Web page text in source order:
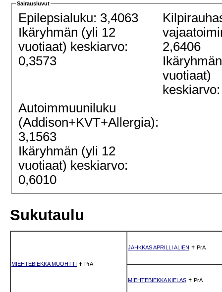
Sairausluvut
Epilepsialuku: 3,4063
Ikäryhmän (yli 12
vuotiaat) keskiarvo:
0,3573
2,6406
vuotiaat)
Autoimmuuniluku
(Addison+KVT+Allergia):
3,1563
Ikäryhmän (yli 12
vuotiaat) keskiarvo:
0,6010
Sukutaulu
MIEHTEBIEKKA MUOHTTI ✝ PrA
JAHKKAS APRILLI ALIEN ✝ PrA
MIEHTEBIEKKA KIELAS ✝ PrA